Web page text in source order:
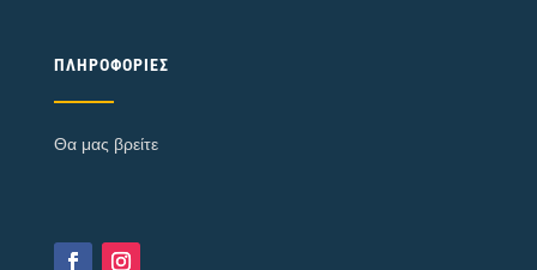
ΠΛΗΡΟΦΟΡΊΕΣ
Θα μας βρείτε